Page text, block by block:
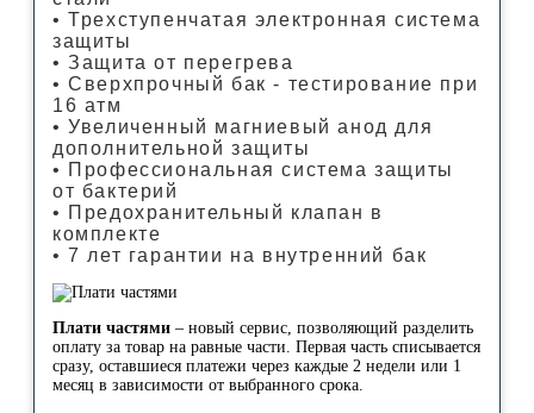
• Трехступенчатая электронная система
защиты
• Защита от перегрева
• Сверхпрочный бак - тестирование при
16 атм
• Увеличенный магниевый анод для
дополнительной защиты
• Профессиональная система защиты
от бактерий
• Предохранительный клапан в
комплекте
• 7 лет гарантии на внутренний бак
Плати частями – новый сервис, позволяющий разделить
оплату за товар на равные части. Первая часть списывается
сразу, оставшиеся платежи через каждые 2 недели или 1
месяц в зависимости от выбранного срока.